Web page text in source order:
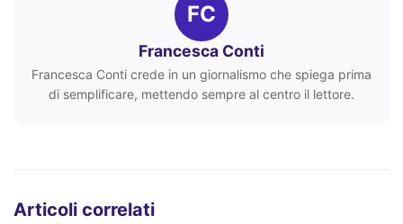
FC
Francesca Conti
Francesca Conti crede in un giornalismo che spiega prima
di semplificare, mettendo sempre al centro il lettore.
Articoli correlati